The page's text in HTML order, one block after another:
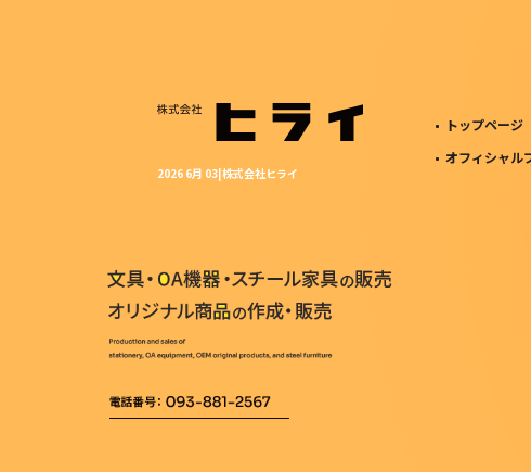
2026 6月 03|株式会社ヒライ
トップページ
オフィシャル